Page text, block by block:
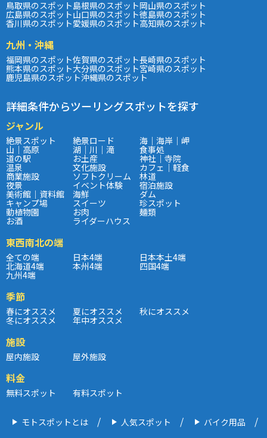
鳥取県のスポット島根県のスポット岡山県のスポット
広島県のスポット山口県のスポット徳島県のスポット
香川県のスポット愛媛県のスポット高知県のスポット
九州・沖縄
福岡県のスポット佐賀県のスポット長崎県のスポット
熊本県のスポット大分県のスポット宮崎県のスポット
鹿児島県のスポット沖縄県のスポット
詳細条件からツーリングスポットを探す
ジャンル
絶景スポット 絶景ロード 海｜海岸｜岬
山｜高原 湖｜川｜滝 食事処
道の駅 お土産 神社｜寺院
温泉 文化施設 カフェ｜軽食
商業施設 ソフトクリーム 林道
夜景 イベント体験 宿泊施設
美術館｜資料館 海鮮 ダム
キャンプ場 スイーツ 珍スポット
動植物園 お肉 麺類
お酒 ライダーハウス
東西南北の端
全ての端 日本4端 日本本土4端
北海道4端 本州4端 四国4端
九州4端
季節
春にオススメ 夏にオススメ 秋にオススメ
冬にオススメ 年中オススメ
施設
屋内施設 屋外施設
料金
無料スポット 有料スポット
モトスポットとは 人気スポット バイク用品